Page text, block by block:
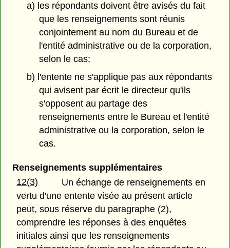
a) les répondants doivent être avisés du fait
que les renseignements sont réunis
conjointement au nom du Bureau et de
l'entité administrative ou de la corporation,
selon le cas;
b) l'entente ne s'applique pas aux répondants
qui avisent par écrit le directeur qu'ils
s'opposent au partage des
renseignements entre le Bureau et l'entité
administrative ou la corporation, selon le
cas.
Renseignements supplémentaires
12(3)
Un échange de renseignements en
vertu d'une entente visée au présent article
peut, sous réserve du paragraphe (2),
comprendre les réponses à des enquêtes
initiales ainsi que les renseignements